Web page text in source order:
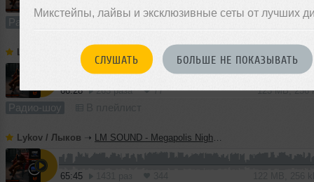
Микстейпы, лайвы и эксклюзивные сеты от лучших
СЛУШАТЬ БОЛЬШЕ НЕ ПОКАЗЫВАТЬ
Радио-шоу В плейлист (в 2 плейлистах)
Lykov / Лыков ➝ LM SOUND - Megapolis Night 14.07.2026
66:28 263 раза 77 123 MB, 256
Радио-шоу
Lykov / Лыков ➝ LM SOUND - Megapolis Night 07.07.2026
65:45